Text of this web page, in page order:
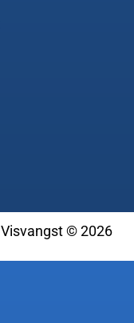
Visvangst © 2026